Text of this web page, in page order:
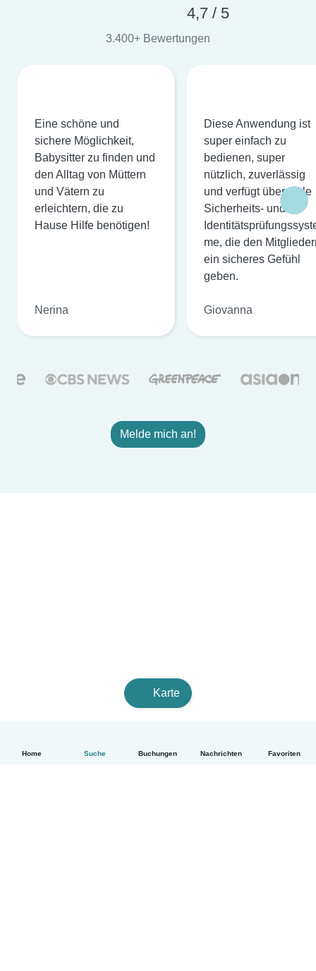
Home Suche Buchungen Nachrichten Favoriten
4,7 / 5
3.400+ Bewertungen
Eine schöne und
sichere Möglichkeit,
Babysitter zu finden und
den Alltag von Müttern
und Vätern zu
erleichtern, die zu
Hause Hilfe benötigen!
Nerina
Diese Anwendung ist
super einfach zu
bedienen, super
nützlich, zuverlässig
und verfügt über viele
Sicherheits- und
me, die den
ein sicheres Gefühl
geben.
Giovanna
Melde mich an!
Karte